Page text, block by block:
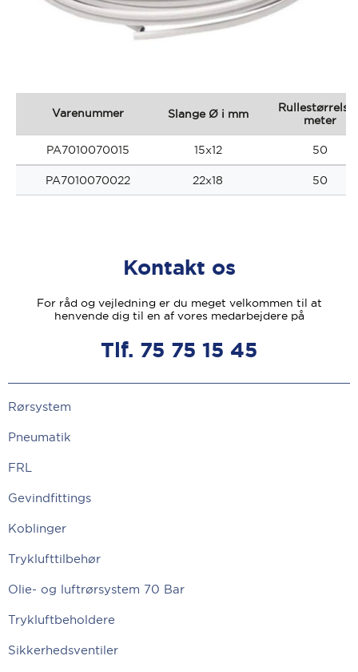
Varenummer Slange Ø i mm
Rullestørrelse
meter
PA7010070015 15x12 50
PA7010070022 22x18 50
Kontakt os
For råd og vejledning er du meget velkommen til at
henvende dig til en af vores medarbejdere på
Tlf. 75 75 15 45
Rørsystem
Pneumatik
FRL
Gevindfittings
Koblinger
Tryklufttilbehør
Olie- og luftrørsystem 70 Bar
Trykluftbeholdere
Sikkerhedsventiler